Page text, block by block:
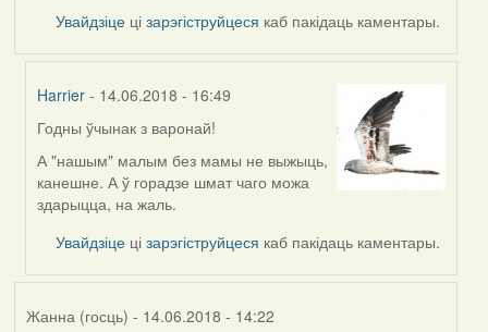
Увайдзіце цізарэгіструйцеся каб пакідаць каментары.
Harrier - 14.06.2018 - 16:49
In
reply
to
by
(госць)
Годны ўчынак з варонай!
А "нашым" малым без мамы не выжыць,
канешне. А ў горадзе шмат чаго можа
здарыцца, на жаль.
Увайдзіце цізарэгіструйцеся каб пакідаць каментары.
Жанна (госць) - 14.06.2018 - 14:22